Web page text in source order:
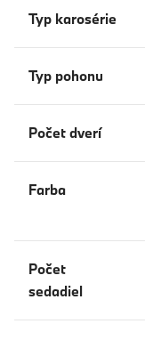
Typ karosérie
Typ pohonu
Počet dverí
Farba
Počet
sedadiel